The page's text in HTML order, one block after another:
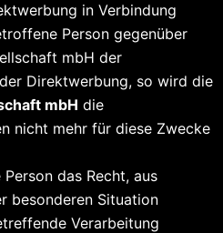
in Verbindung
Person gegenüber
mbH der
Direktwerbung, so wird die
mbH die
nicht mehr für diese Zwecke
das Recht, aus
besonderen Situation
Verarbeitung